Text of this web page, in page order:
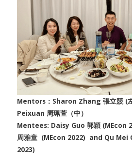
Mentors：Sharon Zhang 張立競 (
Peixuan 周珮萱（中）
Mentees: Daisy Guo 郭穎 (MEcon
周雅童 (MEcon 2022) and Qu Mei
2023)